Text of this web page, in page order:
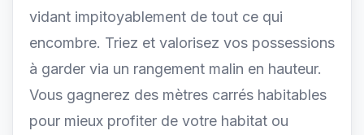
vidant impitoyablement de tout ce qui
encombre. Triez et valorisez vos possessions
à garder via un rangement malin en hauteur.
Vous gagnerez des mètres carrés habitables
pour mieux profiter de votre habitat ou